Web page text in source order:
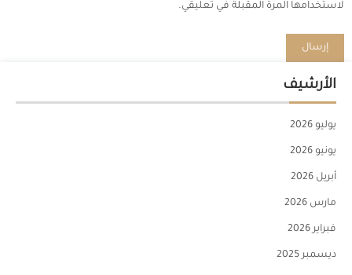
لاستخدامها المرة المقبلة في تعليقي.
الأرشيف
يوليو 2026
يونيو 2026
أبريل 2026
مارس 2026
فبراير 2026
ديسمبر 2025